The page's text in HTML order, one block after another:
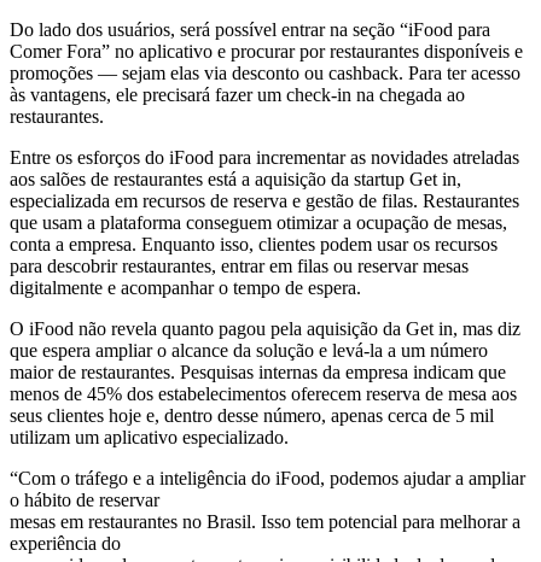
Do lado dos usuários, será possível entrar na seção “iFood para
Comer Fora” no aplicativo e procurar por restaurantes disponíveis e
promoções — sejam elas via desconto ou cashback. Para ter acesso
às vantagens, ele precisará fazer um check-in na chegada ao
restaurantes.
Entre os esforços do iFood para incrementar as novidades atreladas
aos salões de restaurantes está a aquisição da startup Get in,
especializada em recursos de reserva e gestão de filas. Restaurantes
que usam a plataforma conseguem otimizar a ocupação de mesas,
conta a empresa. Enquanto isso, clientes podem usar os recursos
para descobrir restaurantes, entrar em filas ou reservar mesas
digitalmente e acompanhar o tempo de espera.
O iFood não revela quanto pagou pela aquisição da Get in, mas diz
que espera ampliar o alcance da solução e levá-la a um número
maior de restaurantes. Pesquisas internas da empresa indicam que
menos de 45% dos estabelecimentos oferecem reserva de mesa aos
seus clientes hoje e, dentro desse número, apenas cerca de 5 mil
utilizam um aplicativo especializado.
“Com o tráfego e a inteligência do iFood, podemos ajudar a ampliar
o hábito de reservar
mesas em restaurantes no Brasil. Isso tem potencial para melhorar a
experiência do